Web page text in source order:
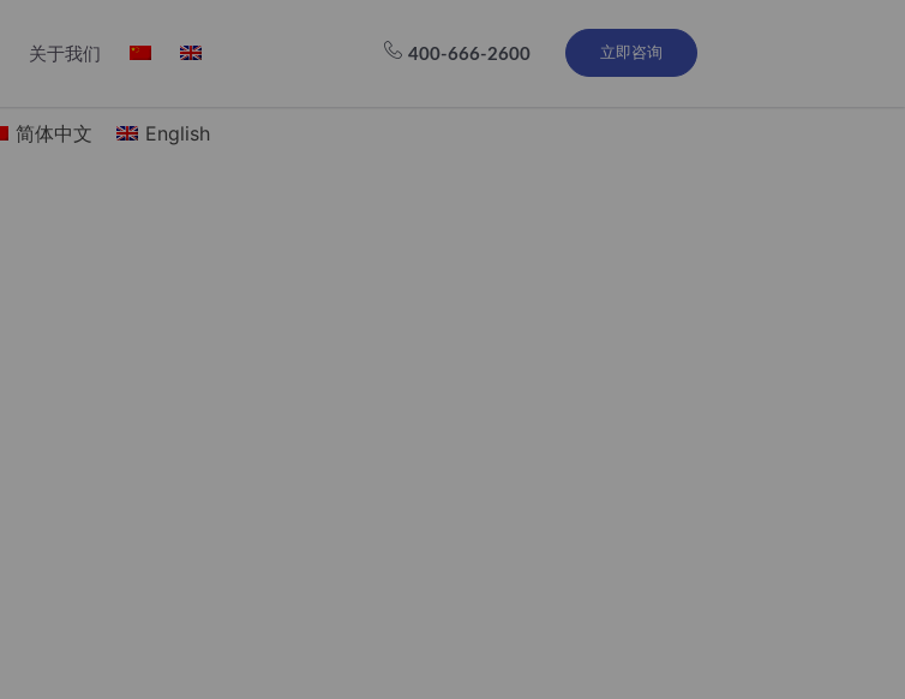
关于我们 400-666-2600 立即咨询
简体中文 English